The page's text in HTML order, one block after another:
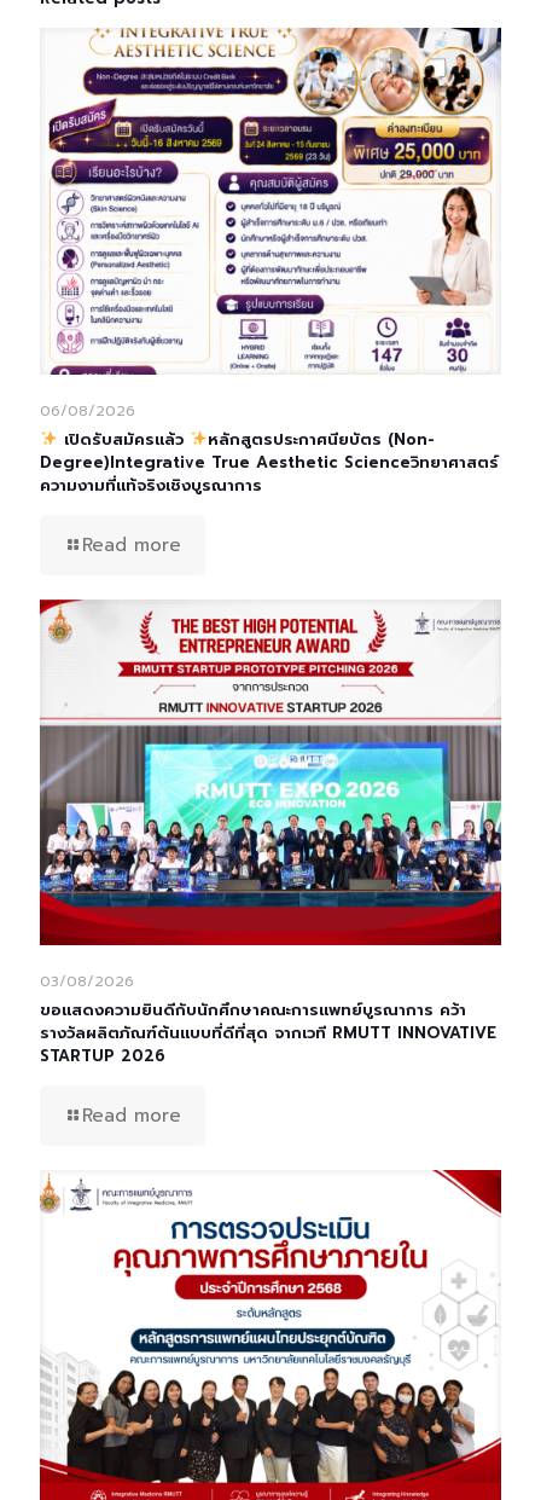
06/08/2026
เปิดรับสมัครแล้ว
หลักสูตรประกาศนียบัตร (Non-
Degree)Integrative True Aesthetic Scienceวิทยาศาสตร์
ความงามที่แท้จริงเชิงบูรณาการ
Read more
03/08/2026
ขอแสดงความยินดีกับนักศึกษาคณะการแพทย์บูรณาการ คว้า
รางวัลผลิตภัณฑ์ต้นแบบที่ดีที่สุด จากเวที RMUTT INNOVATIVE
STARTUP 2026
Read more